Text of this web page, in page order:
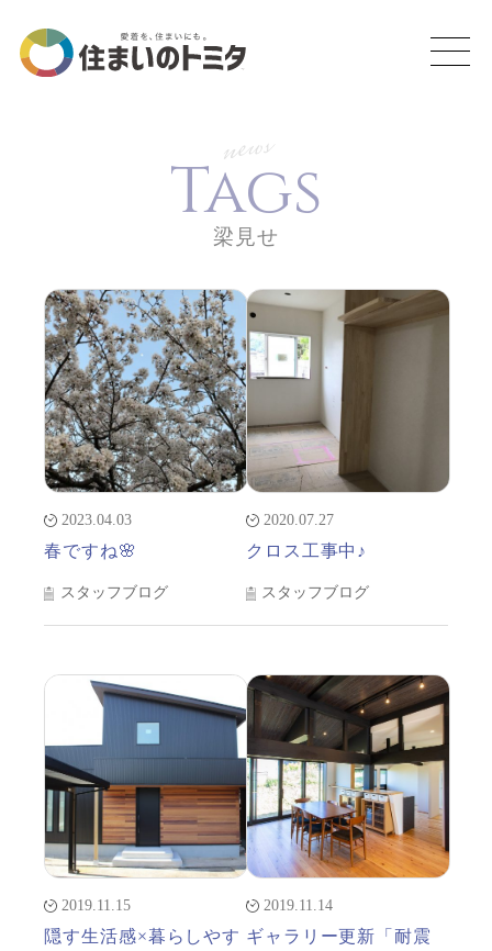
news
Tags
梁見せ
2023.04.03
春ですね🌸
スタッフブログ
2020.07.27
クロス工事中♪
スタッフブログ
2019.11.15
隠す生活感×暮らしやす
2019.11.14
ギャラリー更新「耐震